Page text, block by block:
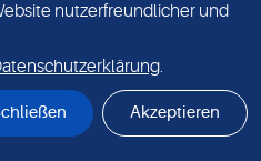
nutzerfreundlicher und
.
Akzeptieren